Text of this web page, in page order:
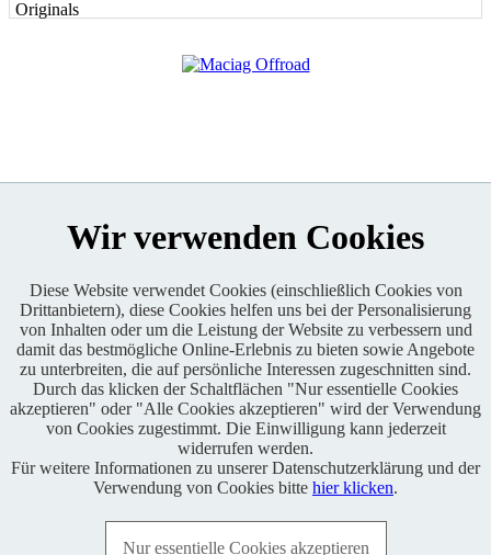
Originals
Enduro One Series Partner
Copyright © 2021 BABOONS GmbH. Alle Rechte vorbehalten.
Keine Haftung und kein Anspruch auf Vollständigkeit sowie
Richtigkeit von Inhalten, Berichten und Kommentaren.
Wir verwenden Cookies
Diese Website verwendet Cookies (einschließlich Cookies von
Drittanbietern), diese Cookies helfen uns bei der Personalisierung
von Inhalten oder um die Leistung der Website zu verbessern und
damit das bestmögliche Online-Erlebnis zu bieten sowie Angebote
zu unterbreiten, die auf persönliche Interessen zugeschnitten sind.
Durch das klicken der Schaltflächen "Nur essentielle Cookies
akzeptieren" oder "Alle Cookies akzeptieren" wird der Verwendung
von Cookies zugestimmt. Die Einwilligung kann jederzeit
widerrufen werden.
Für weitere Informationen zu unserer Datenschutzerklärung und der
Verwendung von Cookies bitte hier klicken.
Nur essentielle Cookies akzeptieren